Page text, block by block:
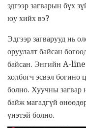
эдгээр загварын бүх
юу хийх вэ?
Эдгээр загварууд нь
оруулалт байсан
байсан. Энгийн A-line
холбогч эсвэл
болно. Хуучны загвар
байж магадгүй
үнэтэй болно.